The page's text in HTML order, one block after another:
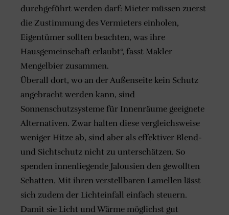
durchgeführt werden darf: Mieter müssen zuerst
die Zustimmung des Vermieters einholen,
Eigentümer sollten beachten, was ihre
Hausgemeinschaft erlaubt“, fasst Makler
Mengelbier zusammen.
Überall dort, wo an der Außenseite kein Schutz
angebracht werden kann, sind
Sonnenschutzsysteme für Innenräume geeignete
Alternativen. Zwar halten diese vergleichsweise
weniger Hitze ab, sind aber als effektiver Blend-
und Sichtschutz nicht zu unterschätzen. So
spenden innenliegende Jalousien den gewollten
Schatten. Mit ihren verstellbaren Lamellen lässt
sich zudem der Lichteinfall einfach steuern.
Damit sie Licht und Wärme möglichst gut